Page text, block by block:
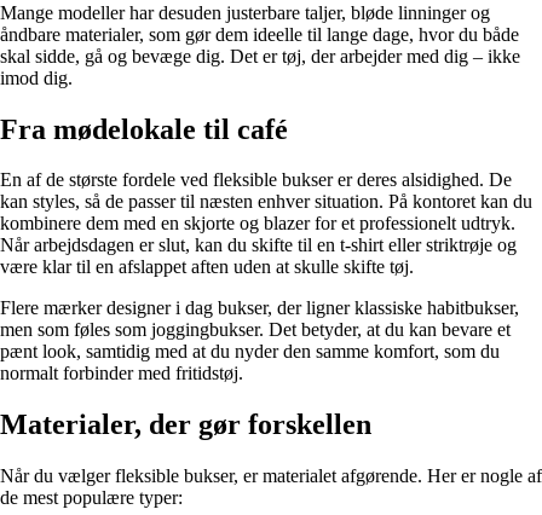
Mange modeller har desuden justerbare taljer, bløde linninger og
åndbare materialer, som gør dem ideelle til lange dage, hvor du både
skal sidde, gå og bevæge dig. Det er tøj, der arbejder med dig – ikke
imod dig.
Fra mødelokale til café
En af de største fordele ved fleksible bukser er deres alsidighed. De
kan styles, så de passer til næsten enhver situation. På kontoret kan du
kombinere dem med en skjorte og blazer for et professionelt udtryk.
Når arbejdsdagen er slut, kan du skifte til en t-shirt eller striktrøje og
være klar til en afslappet aften uden at skulle skifte tøj.
Flere mærker designer i dag bukser, der ligner klassiske habitbukser,
men som føles som joggingbukser. Det betyder, at du kan bevare et
pænt look, samtidig med at du nyder den samme komfort, som du
normalt forbinder med fritidstøj.
Materialer, der gør forskellen
Når du vælger fleksible bukser, er materialet afgørende. Her er nogle af
de mest populære typer: